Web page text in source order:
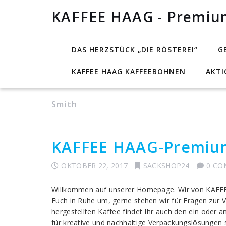
KAFFEE HAAG -
DAS HERZSTÜCK „DIE RÖSTEREI“
KAFFEE HAAG KAFFEEBOHNEN
Author Archives
Smith
KAFFEE HAAG-
OKTOBER 22, 2017 SACKSHOP24 0
Willkommen auf unserer Homepage. Wir von
Euch in Ruhe um, gerne stehen wir für Fragen zur
hergestellten Kaffee findet Ihr auch den ein oder
für kreative und nachhaltige